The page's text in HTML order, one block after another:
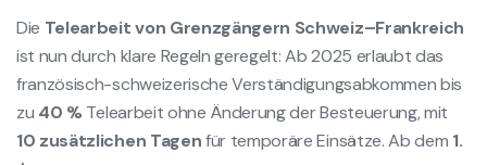
Die Telearbeit von Grenzgängern Schweiz–Frankreich
ist nun durch klare Regeln geregelt: Ab 2025 erlaubt das
französisch-schweizerische Verständigungsabkommen bis
zu 40 % Telearbeit ohne Änderung der Besteuerung, mit
10 zusätzlichen Tagenfür temporäre Einsätze. Ab dem 1.